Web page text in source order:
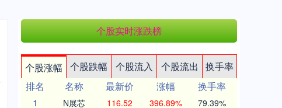
个股实时涨跌榜
个股涨幅 个股跌幅 个股流入 个股流出
换手率
排名
名称 最新价 涨幅
换手率
1
N展芯 116.52 396.89% 79.39%